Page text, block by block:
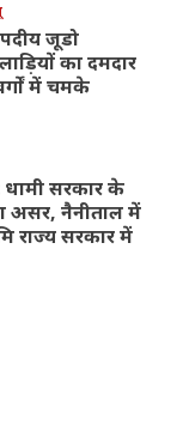
जूडो
का दमदार
में चमके
सरकार के
असर, नैनीताल में
राज्य सरकार में